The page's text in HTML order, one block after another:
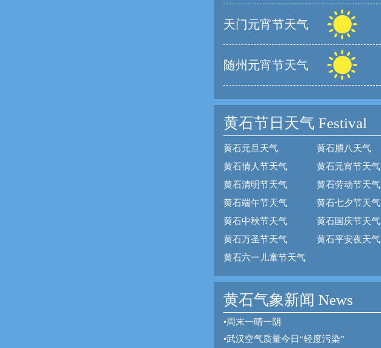
天门元宵节天气
随州元宵节天气
黄石节日天气 Festival
黄石元旦天气 黄石腊八天气
黄石情人节天气
黄石元宵节天气
黄石清明节天气
黄石劳动节天气
黄石端午节天气
黄石七夕节天气
黄石中秋节天气
黄石国庆节天气
黄石万圣节天气
黄石平安夜天气
黄石六一儿童节天气
黄石气象新闻 News
•周末一晴一阴
•武汉空气质量今日“轻度污染”